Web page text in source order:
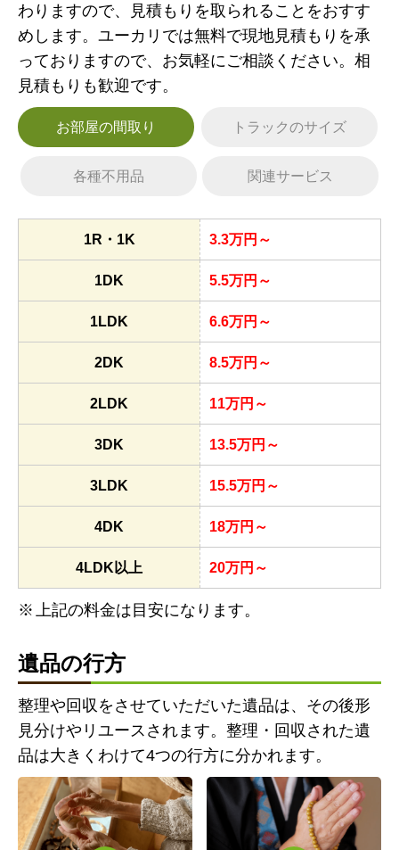
わりますので、見積もりを取られることをおすす
めします。ユーカリでは無料で現地見積もりを承
っておりますので、お気軽にご相談ください。相
見積もりも歓迎です。
お部屋の間取り トラックのサイズ
各種不用品 関連サービス
1R・1K 3.3万円～
1DK 5.5万円～
1LDK 6.6万円～
2DK 8.5万円～
2LDK 11万円～
3DK 13.5万円～
3LDK 15.5万円～
4DK 18万円～
4LDK以上 20万円～
上記の料金は目安になります。
遺品の行方
整理や回収をさせていただいた遺品は、その後形
見分けやリユースされます。整理・回収された遺
品は大きくわけて4つの行方に分かれます。